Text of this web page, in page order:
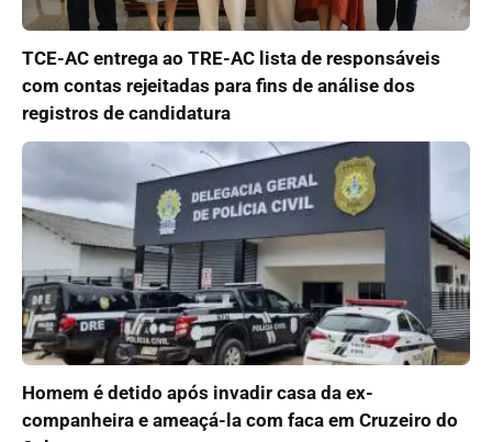
TCE-AC entrega ao TRE-AC lista de responsáveis
com contas rejeitadas para fins de análise dos
registros de candidatura
Homem é detido após invadir casa da ex-
companheira e ameaçá-la com faca em Cruzeiro do